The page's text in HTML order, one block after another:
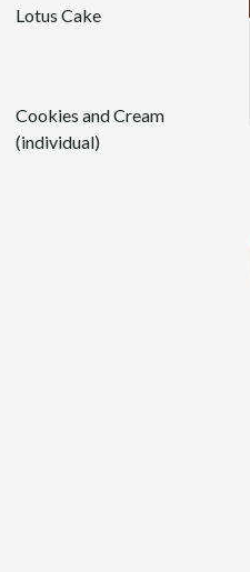
Lotus Cake
Cookies and Cream
(individual)